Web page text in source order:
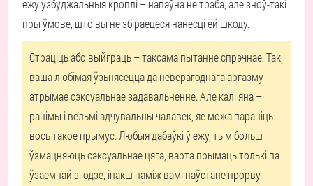
ежу узбуджальныя кроплі – напэўна не трэба, але зноў-такі
пры ўмове, што вы не збіраецеся нанесці ёй шкоду.
Страціць або выйграць – таксама пытанне спрэчнае.Так,
ваша любімая ўзьнясецца да неверагоднага аргазму
атрымае сэксуальнае задавальненне. Але калі яна –
ранімы і вельмі адчувальны чалавек, яе можа параніць
вось такое прымус. Любыя дабаўкі ў ежу, тым больш
ўзмацняюць сэксуальнае цяга, варта прымаць толькі па
ўзаемнай згодзе, інакш паміж вамі паўстане прорву